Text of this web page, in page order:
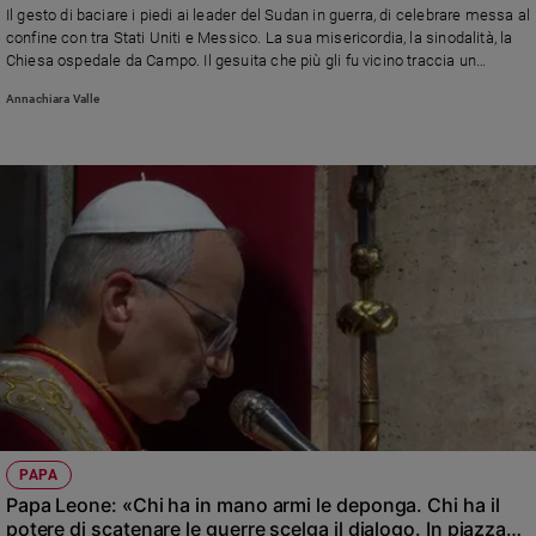
Il gesto di baciare i piedi ai leader del Sudan in guerra, di celebrare messa al
confine con tra Stati Uniti e Messico. La sua misericordia, la sinodalità, la
Chiesa ospedale da Campo. Il gesuita che più gli fu vicino traccia un
Chiesa
Annachiara Valle
PAPA
Papa Leone: «Chi ha in mano armi le deponga. Chi ha il
potere di scatenare le guerre scelga il dialogo. In piazza